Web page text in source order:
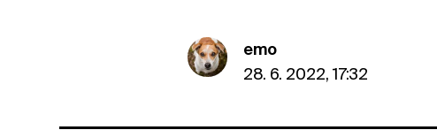
emo
28. 6. 2022, 17:32